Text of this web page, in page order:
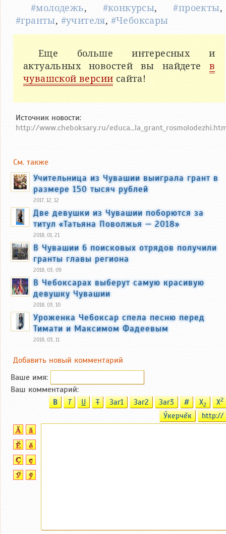
#молодежь, #конкурсы,#проекты,
#гранты, #учителя, #Чебоксары
Еще больше интересных и
актуальных новостей вы найдете в
чувашской версии сайта!
Источник новости:
http://www.cheboksary.ru/
См. также
Учительница из Чувашии выиграла грант в
размере 150 тысяч рублей
2017, 12, 12
Две девушки из Чувашии поборются за
титул «Татьяна Поволжья — 2018»
2018, 01, 21
В Чувашии 6 поисковых отрядов получили
гранты главы региона
2018, 03, 09
В Чебоксарах выберут самую красивую
девушку Чувашии
2018, 03, 10
Уроженка Чебоксар спела песню перед
Тимати и Максимом Фадеевым
2018, 03, 11
Добавить новый комментарий
Ваше имя:
Ваш комментарий:
B T U T Заг1 Заг2 Заг3 # X2 X2
Ӳкерчĕк http://